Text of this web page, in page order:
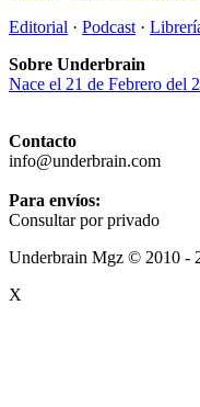
Editorial · Podcast ·
Sobre Underbrain
Nace el 21 de Febrero del
Contacto
info@underbrain.com
Para envíos:
Consultar por privado
Underbrain Mgz © 2010 -
X